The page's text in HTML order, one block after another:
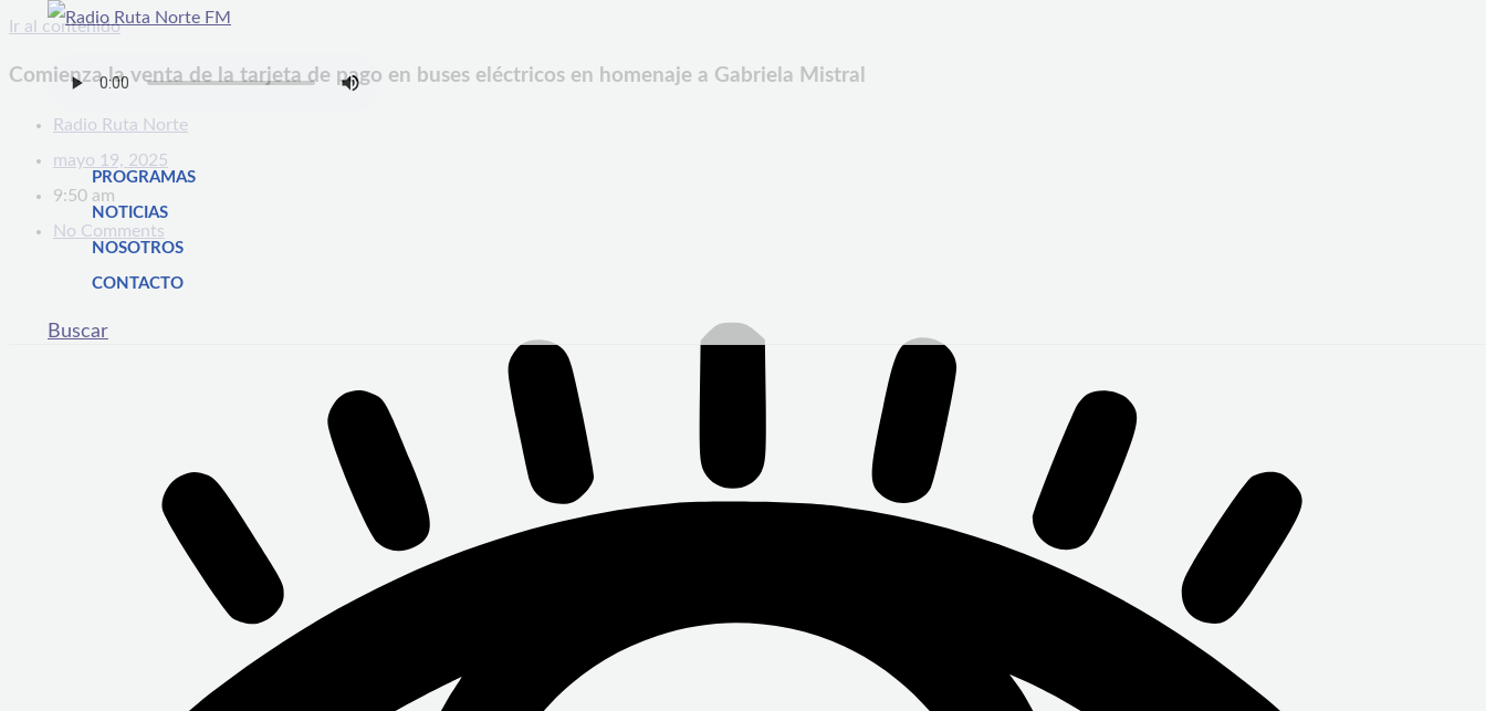
Ir al contenido
PROGRAMAS
NOTICIAS
NOSOTROS
CONTACTO
Buscar
Comienza la venta de la tarjeta de pago en buses eléctricos en homenaje a Gabriela Mistral
Radio Ruta Norte
mayo 19, 2025
9:50 am
No Comments